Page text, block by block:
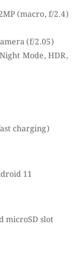
(macro, f/2.4)
(f/2.05)
Mode, HDR,
charging)
11
microSD slot